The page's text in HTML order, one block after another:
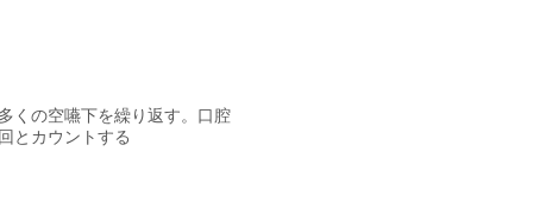
くの空嚥下を繰り返す。口腔
とカウントする